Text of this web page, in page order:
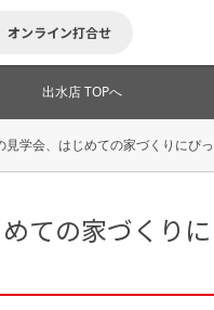
オンライン打合せ
出水店 TOPへ
見学会、はじめての家づくりにぴ
ての家づくりに